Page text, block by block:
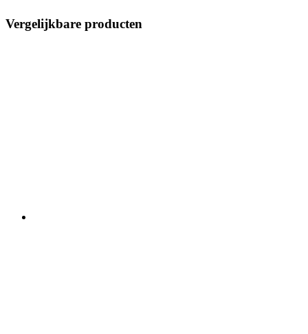
Vergelijkbare producten